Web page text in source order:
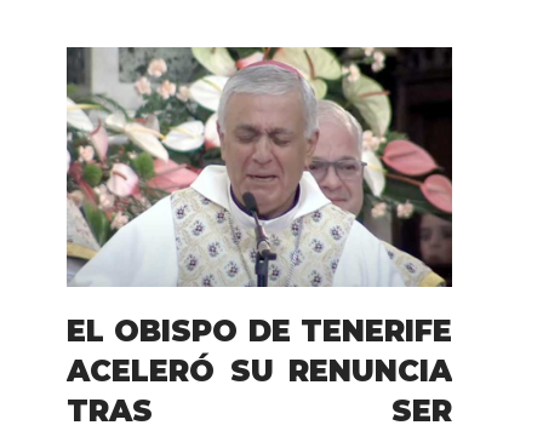
EL OBISPO DE TENERIFE
ACELERÓ SU RENUNCIA
TRAS SER